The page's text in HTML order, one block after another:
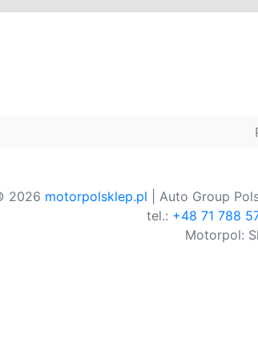
2026 motorpolsklep.pl | Auto Group
tel.: +48 71 788
Motorpol: